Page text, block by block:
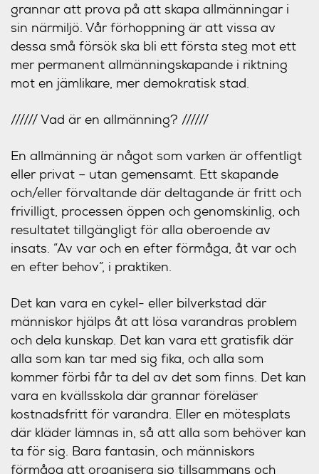
grannar att prova på att skapa allmänningar i
sin närmiljö. Vår förhoppning är att vissa av
dessa små försök ska bli ett första steg mot ett
mer permanent allmänningskapande i riktning
mot en jämlikare, mer demokratisk stad.
////// Vad är en allmänning? //////
En allmänning är något som varken är offentligt
eller privat – utan gemensamt. Ett skapande
och/eller förvaltande där deltagande är fritt och
frivilligt, processen öppen och genomskinlig, och
resultatet tillgängligt för alla oberoende av
insats. ”Av var och en efter förmåga, åt var och
en efter behov”, i praktiken.
Det kan vara en cykel- eller bilverkstad där
människor hjälps åt att lösa varandras problem
och dela kunskap. Det kan vara ett gratisfik där
alla som kan tar med sig fika, och alla som
kommer förbi får ta del av det som finns. Det kan
vara en kvällsskola där grannar föreläser
kostnadsfritt för varandra. Eller en mötesplats
där kläder lämnas in, så att alla som behöver kan
ta för sig. Bara fantasin, och människors
förmåga att organisera sig tillsammans och